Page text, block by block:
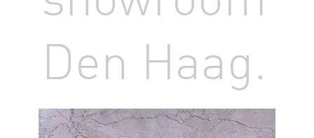
Den Haag.